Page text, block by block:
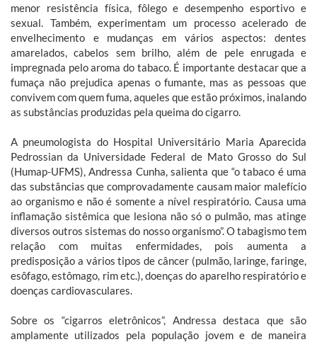
menor resistência física, fôlego e desempenho esportivo e
sexual. Também, experimentam um processo acelerado de
envelhecimento e mudanças em vários aspectos: dentes
amarelados, cabelos sem brilho, além de pele enrugada e
impregnada pelo aroma do tabaco. É importante destacar que a
fumaça não prejudica apenas o fumante, mas as pessoas que
convivem com quem fuma, aqueles que estão próximos, inalando
as substâncias produzidas pela queima do cigarro.
A pneumologista do Hospital Universitário Maria Aparecida
Pedrossian da Universidade Federal de Mato Grosso do Sul
(Humap-UFMS), Andressa Cunha, salienta que “o tabaco é uma
das substâncias que comprovadamente causam maior malefício
ao organismo e não é somente a nível respiratório. Causa uma
inflamação sistêmica que lesiona não só o pulmão, mas atinge
diversos outros sistemas do nosso organismo”. O tabagismo tem
relação com muitas enfermidades, pois aumenta a
predisposição a vários tipos de câncer (pulmão, laringe, faringe,
esôfago, estômago, rim etc.), doenças do aparelho respiratório e
doenças cardiovasculares.
Sobre os “cigarros eletrônicos”, Andressa destaca que são
amplamente utilizados pela população jovem e de maneira